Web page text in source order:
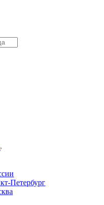
Петербург